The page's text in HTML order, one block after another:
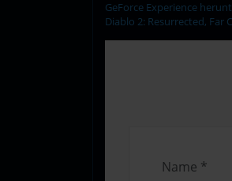
GeForce Experience
Diablo 2: Resurrected, Far